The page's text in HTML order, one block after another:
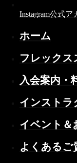
Instagram公式ア
ホーム
フレックス
入会案内・
インストラ
イベント＆
よくあるご